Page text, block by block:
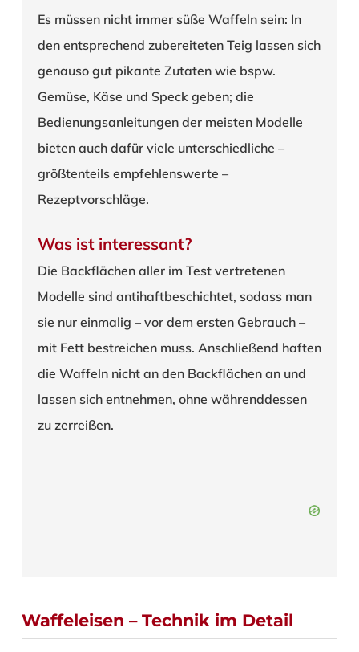
Es müssen nicht immer süße Waffeln sein: In
den entsprechend zubereiteten Teig lassen sich
genauso gut pikante Zutaten wie bspw.
Gemüse, Käse und Speck geben; die
Bedienungsanleitungen der meisten Modelle
bieten auch dafür viele unterschiedliche –
größtenteils empfehlenswerte –
Rezeptvorschläge.
Was ist interessant?
Die Backflächen aller im Test vertretenen
Modelle sind antihaftbeschichtet, sodass man
sie nur einmalig – vor dem ersten Gebrauch –
mit Fett bestreichen muss. Anschließend haften
die Waffeln nicht an den Backflächen an und
lassen sich entnehmen, ohne währenddessen
zu zerreißen.
Waffeleisen – Technik im Detail